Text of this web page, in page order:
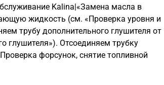
Kalina|«Замена масла в
жидкость (см. «Проверка уровня и
трубу дополнительного глушителя от
глушителя»). Отсо­единяем трубку
форсунок, снятие топливной